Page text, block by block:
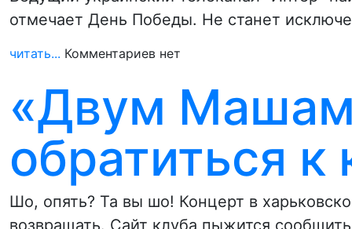
отмечает День Победы. Не станет
читать... Комментариев нет
«Двум
обратиться к
Шо, опять? Та вы шо! Концерт в
возвращать. Сайт клуба пыжится